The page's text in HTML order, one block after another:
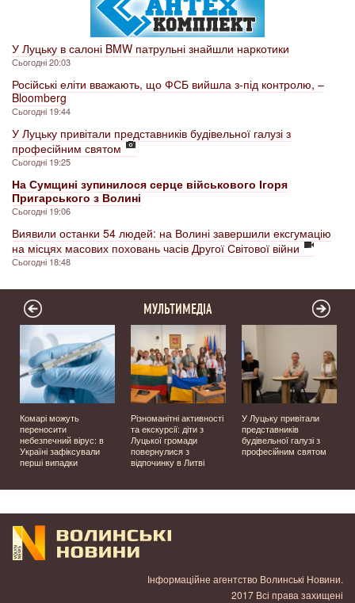
У Луцьку в салоні BMW патрульні знайшли наркотики
Сьогодні 20:03
Російські еліти вважають, що ФСБ вийшла з-під контролю, –
Bloomberg
Сьогодні 19:44
У Луцьку привітали представників будівельної галузі з
професійним святом
Сьогодні 19:25
На Сумщині зупинилося серце військового Ігоря
Пригарського з Волині
Сьогодні 19:06
Виявили останки 54 людей: на Волині завершили ексгумацію
на місцях масових поховань часів Другої Світової війни
Сьогодні 18:48
МУЛЬТИМЕДІА
Комарі можуть
переносити
небезпечний вірус: в
Україні зафіксували
перші випадки
Різноманітні активності
та екскурсії: діти з
Луцької громади
повернулися з
відпочинку в Литві
У Луцьку привітали
представників
будівельної галузі з
професійним святом
Інформаційне агентство Волинські Новини.
2017 Всі права захищені